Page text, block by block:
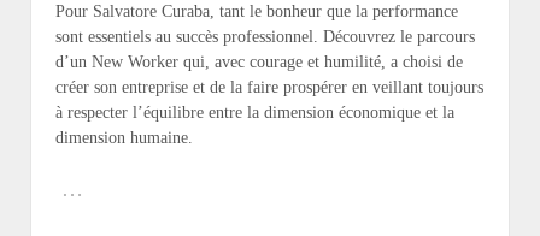
Pour Salvatore Curaba, tant le bonheur que la performance
sont essentiels au succès professionnel. Découvrez le parcours
d’un New Worker qui, avec courage et humilité, a choisi de
créer son entreprise et de la faire prospérer en veillant toujours
à respecter l’équilibre entre la dimension économique et la
dimension humaine.
…